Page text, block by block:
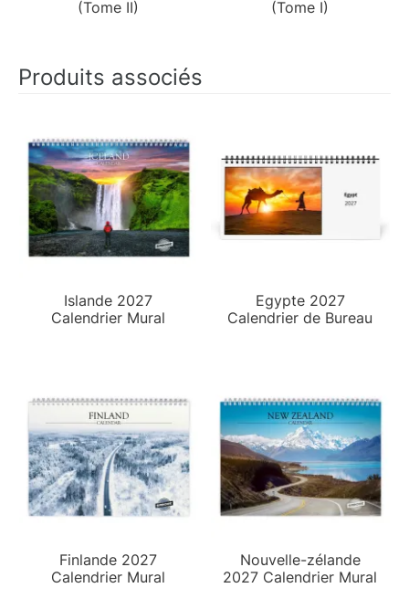
(Tome II) (Tome I)
Produits associés
Islande 2027
Calendrier Mural
Egypte 2027
Calendrier de Bureau
Finlande 2027
Calendrier Mural
Nouvelle-zélande
2027 Calendrier Mural